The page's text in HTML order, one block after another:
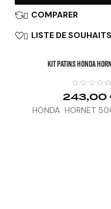
 COMPARER
 LISTE DE SOUHAITS
KIT PATINS HONDA
243,00
HONDA HORNET